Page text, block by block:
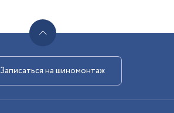
Записаться на шиномонтаж